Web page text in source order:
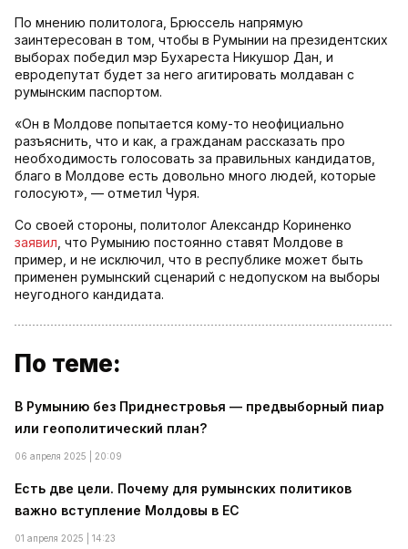
По мнению политолога, Брюссель напрямую
заинтересован в том, чтобы в Румынии на президентских
выборах победил мэр Бухареста Никушор Дан, и
евродепутат будет за него агитировать молдаван с
румынским паспортом.
«Он в Молдове попытается кому-то неофициально
разъяснить, что и как, а гражданам рассказать про
необходимость голосовать за правильных кандидатов,
благо в Молдове есть довольно много людей, которые
голосуют», — отметил Чуря.
Со своей стороны, политолог Александр Кориненко
заявил , что Румынию постоянно ставят Молдове в
пример, и не исключил, что в республике может быть
применен румынский сценарий с недопуском на выборы
неугодного кандидата.
По теме:
В Румынию без Приднестровья — предвыборный пиар
или геополитический план?
06 апреля 2025 | 20:09
Есть две цели. Почему для румынских политиков
важно вступление Молдовы в ЕС
01 апреля 2025 | 14:23